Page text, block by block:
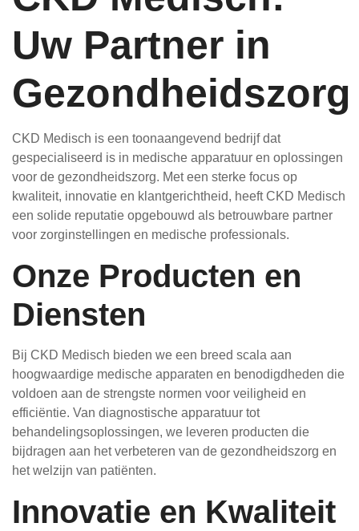
Uw Partner in
Gezondheidszorg
CKD Medisch is een toonaangevend bedrijf dat
gespecialiseerd is in medische apparatuur en oplossingen
voor de gezondheidszorg. Met een sterke focus op
kwaliteit, innovatie en klantgerichtheid, heeft CKD Medisch
een solide reputatie opgebouwd als betrouwbare partner
voor zorginstellingen en medische professionals.
Onze Producten en
Diensten
Bij CKD Medisch bieden we een breed scala aan
hoogwaardige medische apparaten en benodigdheden die
voldoen aan de strengste normen voor veiligheid en
efficiëntie. Van diagnostische apparatuur tot
behandelingsoplossingen, we leveren producten die
bijdragen aan het verbeteren van de gezondheidszorg en
het welzijn van patiënten.
Innovatie en Kwaliteit